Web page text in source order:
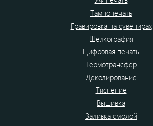
Тампопечать
Гравировка на сувенирах
Шелкография
Цифровая печать
Термотрансфер
Деколирование
Тиснение
Вышивка
Заливка смолой